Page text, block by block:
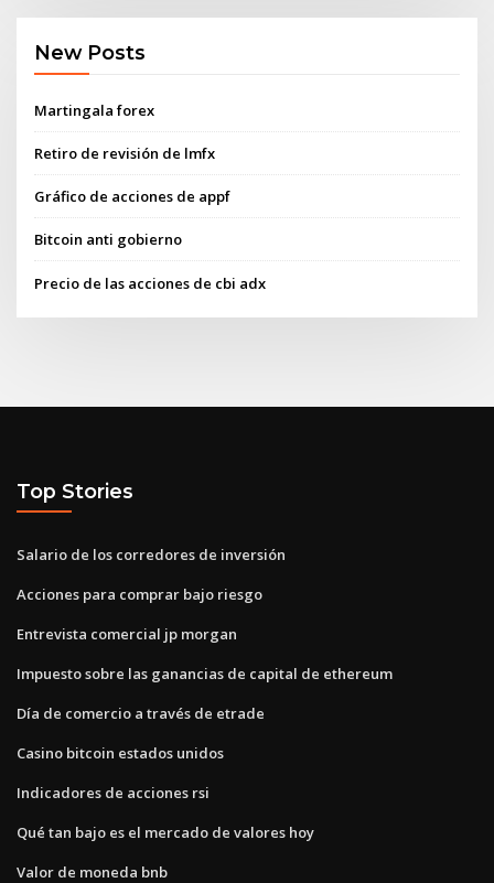
New Posts
Martingala forex
Retiro de revisión de lmfx
Gráfico de acciones de appf
Bitcoin anti gobierno
Precio de las acciones de cbi adx
Top Stories
Salario de los corredores de inversión
Acciones para comprar bajo riesgo
Entrevista comercial jp morgan
Impuesto sobre las ganancias de capital de ethereum
Día de comercio a través de etrade
Casino bitcoin estados unidos
Indicadores de acciones rsi
Qué tan bajo es el mercado de valores hoy
Valor de moneda bnb